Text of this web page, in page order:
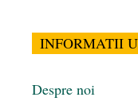
INFORMATII
Despre noi